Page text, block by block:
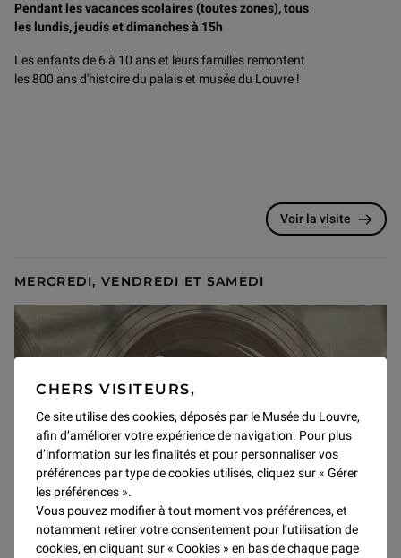
CHERS VISITEURS,
Ce site utilise des cookies, déposés par le Musée du Louvre,
afin d’améliorer votre expérience de navigation. Pour plus
d’information sur les finalités et pour personnaliser vos
préférences par type de cookies utilisés, cliquez sur « Gérer
les préférences ».
Vous pouvez modifier à tout moment vos préférences, et
notamment retirer votre consentement pour l’utilisation de
cookies, en cliquant sur « Cookies » en bas de chaque page
Pendant les vacances scolaires (toutes zones), tous
les lundis, jeudis et dimanches à 15h
Les enfants de 6 à 10 ans et leurs familles remontent
les 800 ans d'histoire du palais et musée du Louvre !
Voir la visite
MERCREDI, VENDREDI ET SAMEDI
Visites guidées